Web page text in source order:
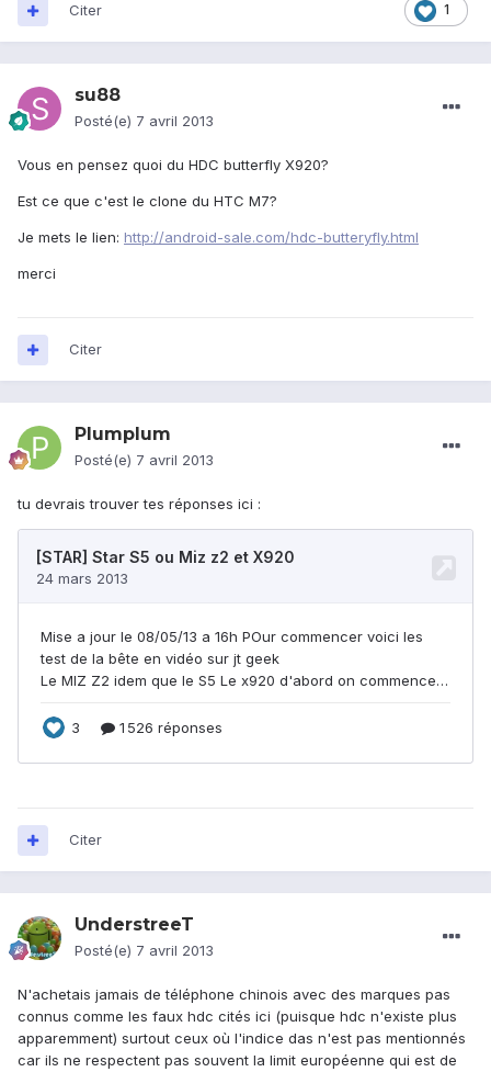
1
Citer
su88
Posté(e) 7 avril 2013
Vous en pensez quoi du HDC butterfly X920?
Est ce que c'est le clone du HTC M7?
Je mets le lien: http://android-sale.com/hdc-butteryfly.html
merci
Citer
Plumplum
Posté(e) 7 avril 2013
tu devrais trouver tes réponses ici :
Citer
UnderstreeT
Posté(e) 7 avril 2013
N'achetais jamais de téléphone chinois avec des marques pas
connus comme les faux hdc cités ici (puisque hdc n'existe plus
apparemment) surtout ceux où l'indice das n'est pas mentionnés
car ils ne respectent pas souvent la limit européenne qui est de